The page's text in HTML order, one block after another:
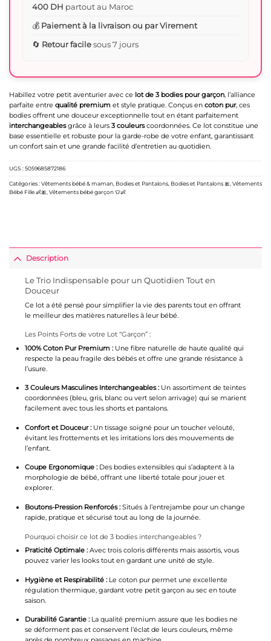
Habillez votre petit aventurier avec ce lot de 3 bodies pour garçon, l’alliance
parfaite entre qualité premium et style pratique. Conçus en coton pur, ces
bodies offrent une douceur exceptionnelle tout en étant parfaitement
interchangeablesgrâce à leurs 3 couleurscoordonnées. Ce lot constitue une
base essentielle et robuste pour la garde-robe de votre enfant, garantissant
un confort sain et une grande facilité d’entretien au quotidien.
400 DH partout au Maroc
💰 Paiement à la livraison ou par Virement
🔄 Retour facilesous 7 jours
UGS :5059685872186
Catégories :Vêtements bébé & maman Bodies et Pantalons Bodies et Pantalons 🎀 Vêtements
Bébé Fille 👶🎀 Vêtements bébé garçon 👕👶
Description
Le Trio Indispensable pour un Quotidien Tout en
Douceur
Ce lot a été pensé pour simplifier la vie des parents tout en offrant
le meilleur des matières naturelles à leur bébé.
Les Points Forts de votre Lot “Garçon” :
100% Coton Pur Premium :Une fibre naturelle de haute qualité qui
respecte la peau fragile des bébés et offre une grande résistance à
l’usure.
3 Couleurs Masculines Interchangeables :Un assortiment de teintes
coordonnées (bleu, gris, blanc ou vert selon arrivage) qui se marient
facilement avec tous les shorts et pantalons.
Confort et Douceur :Un tissage soigné pour un toucher velouté,
évitant les frottements et les irritations lors des mouvements de
l’enfant.
Coupe Ergonomique :Des bodies extensibles qui s’adaptent à la
morphologie de bébé, offrant une liberté totale pour jouer et
explorer.
Boutons-Pression Renforcés :Situés à l’entrejambe pour un change
rapide, pratique et sécurisé tout au long de la journée.
Pourquoi choisir ce lot de 3 bodies interchangeables ?
Praticité Optimale :Avec trois coloris différents mais assortis, vous
pouvez varier les looks tout en gardant une unité de style.
Hygiène et Respirabilité :Le coton pur permet une excellente
régulation thermique, gardant votre petit garçon au sec en toute
saison.
Durabilité Garantie :La qualité premium assure que les bodies ne
se déforment pas et conservent l’éclat de leurs couleurs, même